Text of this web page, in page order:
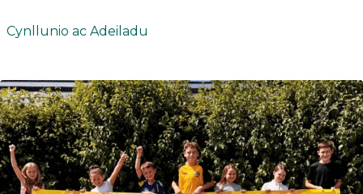
Cynllunio ac Adeiladu